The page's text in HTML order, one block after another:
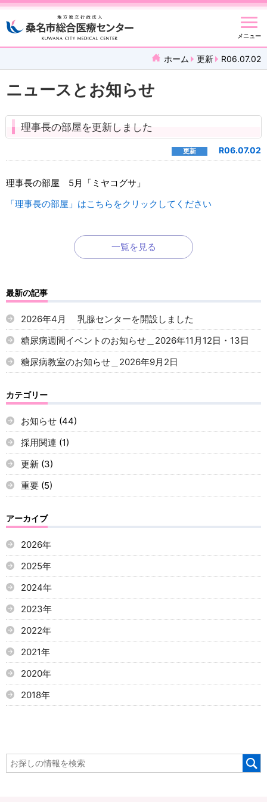
メニュー
ホーム 更新 R06.07.02
ニュースとお知らせ
理事長の部屋を更新しました
更新 R06.07.02
理事長の部屋 5月「ミヤコグサ」
「理事長の部屋」はこちらをクリックしてください
一覧を見る
最新の記事
2026年4月 乳腺センターを開設しました
糖尿病週間イベントのお知らせ＿2026年11月12日・13日
糖尿病教室のお知らせ＿2026年9月2日
カテゴリー
お知らせ (44)
採用関連 (1)
更新 (3)
重要 (5)
アーカイブ
2026年
2025年
2024年
2023年
2022年
2021年
2020年
2018年